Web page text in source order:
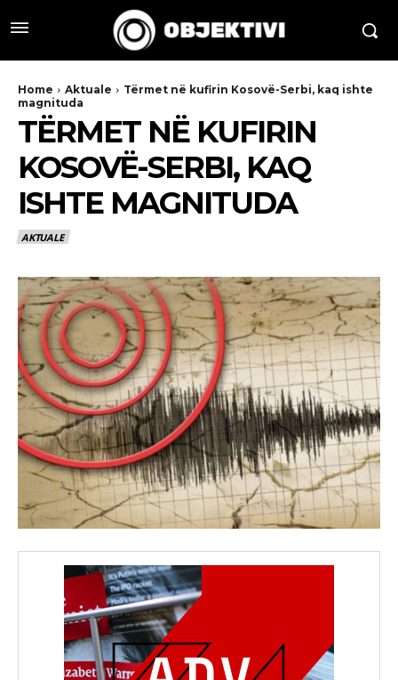
Home Aktuale
Tërmet në kufirin Kosovë-Serbi, kaq ishte
magnituda
TËRMET NË KUFIRIN
KOSOVË-SERBI, KAQ
ISHTE MAGNITUDA
AKTUALE